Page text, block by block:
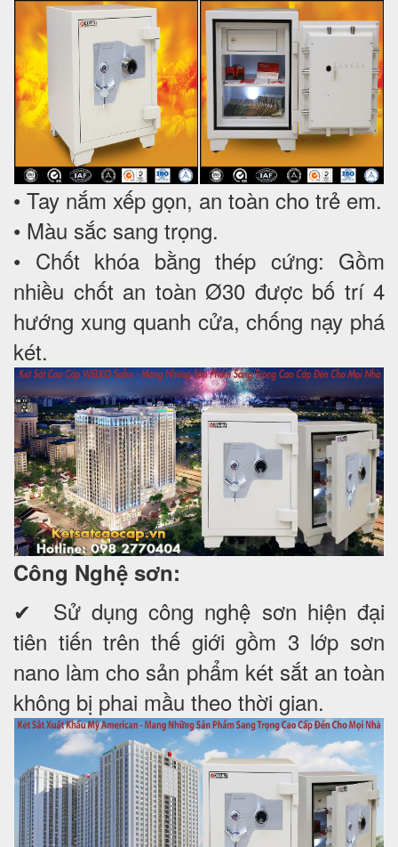
• Tay nắm xếp gọn, an toàn cho trẻ em.
• Màu sắc sang trọng.
• Chốt khóa bằng thép cứng: Gồm
nhiều chốt an toàn Ø30 được bố trí 4
hướng xung quanh cửa, chống nạy phá
két.
Công Nghệ sơn:
✔ Sử dụng công nghệ sơn hiện đại
tiên tiến trên thế giới gồm 3 lớp sơn
nano làm cho sản phẩm két sắt an toàn
không bị phai mầu theo thời gian.